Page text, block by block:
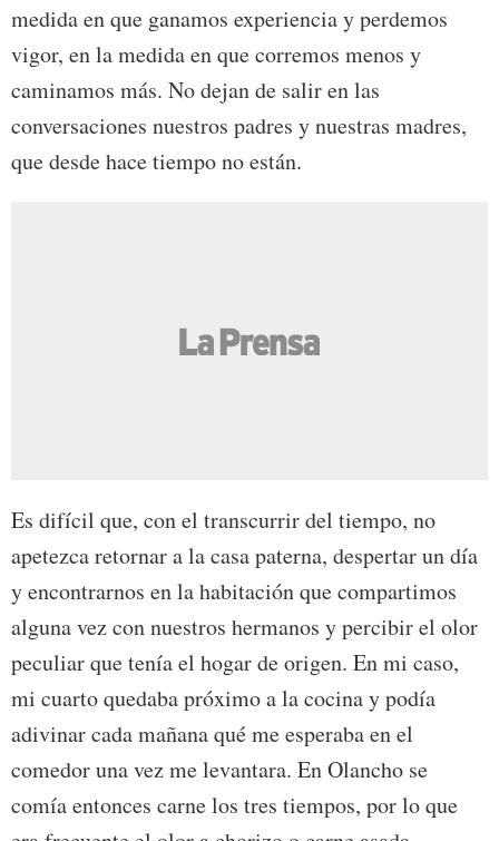
medida en que ganamos experiencia y perdemos
vigor, en la medida en que corremos menos y
caminamos más. No dejan de salir en las
conversaciones nuestros padres y nuestras madres,
que desde hace tiempo no están.
Es difícil que, con el transcurrir del tiempo, no
apetezca retornar a la casa paterna, despertar un día
y encontrarnos en la habitación que compartimos
alguna vez con nuestros hermanos y percibir el olor
peculiar que tenía el hogar de origen. En mi caso,
mi cuarto quedaba próximo a la cocina y podía
adivinar cada mañana qué me esperaba en el
comedor una vez me levantara. En Olancho se
comía entonces carne los tres tiempos, por lo que